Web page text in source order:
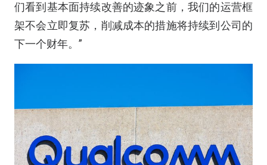
们看到基本面持续改善的迹象之前，我们的运营框
架不会立即复苏，削减成本的措施将持续到公司的
下一个财年。”